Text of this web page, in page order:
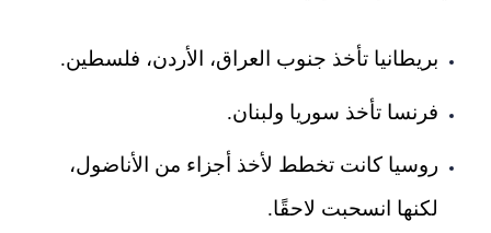
بريطانيا تأخذ جنوب العراق، الأردن، فلسطين.
فرنسا تأخذ سوريا ولبنان.
روسيا كانت تخطط لأخذ أجزاء من الأناضول،
لكنها انسحبت لاحقًا.